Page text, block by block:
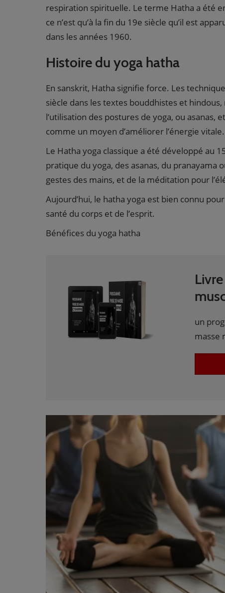
respiration spirituelle. Le terme Hatha a été
ce n’est qu’à la fin du 19e siècle qu’il est
dans les années 1960.
Histoire du yoga hatha
En sanskrit, Hatha signifie force. Les
siècle dans les textes bouddhistes et
l’utilisation des postures de yoga, ou
comme un moyen d’améliorer l’énergie vitale.
Le Hatha yoga classique a été développé au
pratique du yoga, des asanas, du pranayama
gestes des mains, et de la méditation pour
Aujourd’hui, le hatha yoga est bien connu
santé du corps et de l’esprit.
Bénéfices du yoga hatha
un
masse